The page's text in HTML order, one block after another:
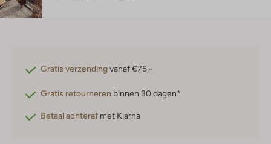
Gratis verzendingvanaf €75,-
Gratis retourneren binnen 30 dagen*
Betaal achteraf met Klarna